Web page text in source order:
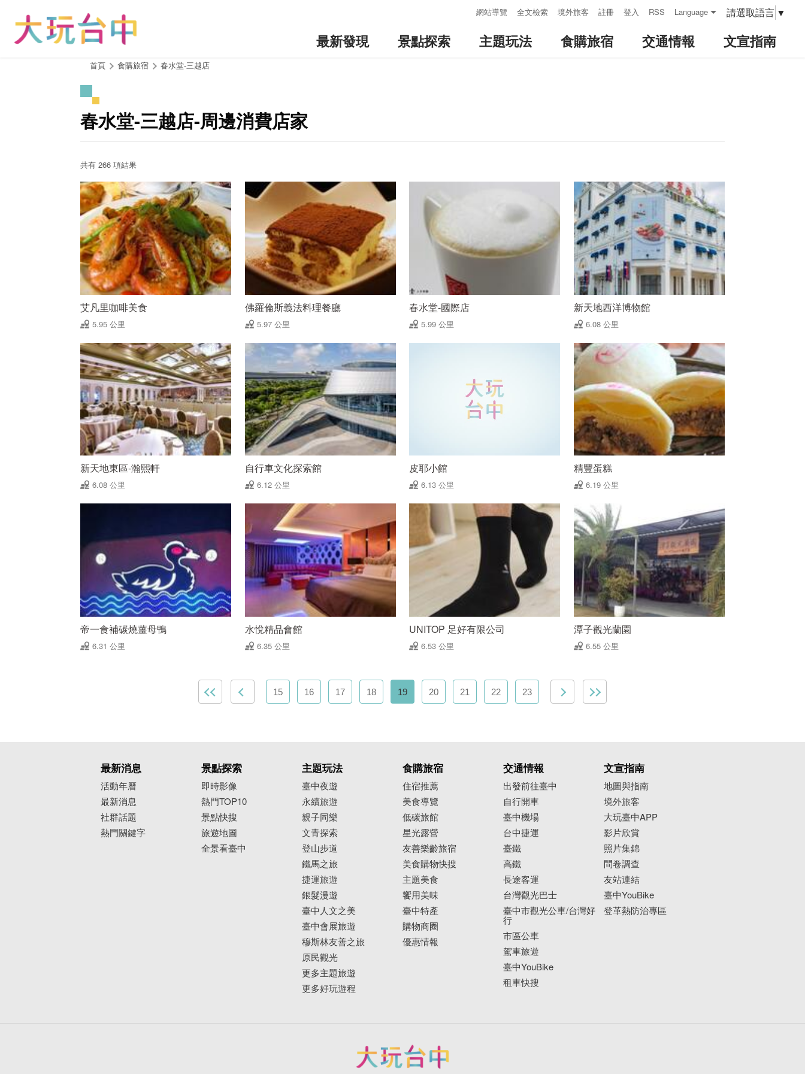
網站導覽 全文檢索 境外旅客 註冊 登入 RSS Language 請選取語言 ▼
最新發現 景點探索 主題玩法 食購旅宿 交通情報 文宣指南
首頁 食購旅宿 春水堂-三越店
春水堂-三越店-周邊消費店家
共有 266 項結果
艾凡里咖啡美食
5.95 公里
佛羅倫斯義法料理餐廳
5.97 公里
春水堂-國際店
5.99 公里
新天地西洋博物館
6.08 公里
新天地東區-瀚熙軒
6.08 公里
自行車文化探索館
6.12 公里
皮耶小館
6.13 公里
精豐蛋糕
6.19 公里
帝一食補碳燒薑母鴨
6.31 公里
水悅精品會館
6.35 公里
UNITOP 足好有限公司
6.53 公里
潭子觀光蘭園
6.55 公里
15 16 17 18 19 20 21 22 23
最新消息
活動年曆
最新消息
社群話題
熱門關鍵字
景點探索
即時影像
熱門TOP10
景點快搜
旅遊地圖
全景看臺中
主題玩法
臺中夜遊
永續旅遊
親子同樂
文青探索
登山步道
鐵馬之旅
捷運旅遊
銀髮漫遊
臺中人文之美
臺中會展旅遊
穆斯林友善之旅
原民觀光
更多主題旅遊
更多好玩遊程
食購旅宿
住宿推薦
美食導覽
低碳旅館
星光露營
友善樂齡旅宿
美食購物快搜
主題美食
饗用美味
臺中特產
購物商圈
優惠情報
交通情報
出發前往臺中
自行開車
臺中機場
台中捷運
臺鐵
高鐵
長途客運
台灣觀光巴士
臺中市觀光公車/台灣好
行
市區公車
駕車旅遊
臺中YouBike
租車快搜
文宣指南
地圖與指南
境外旅客
大玩臺中APP
影片欣賞
照片集錦
問卷調查
友站連結
臺中YouBike
登革熱防治專區